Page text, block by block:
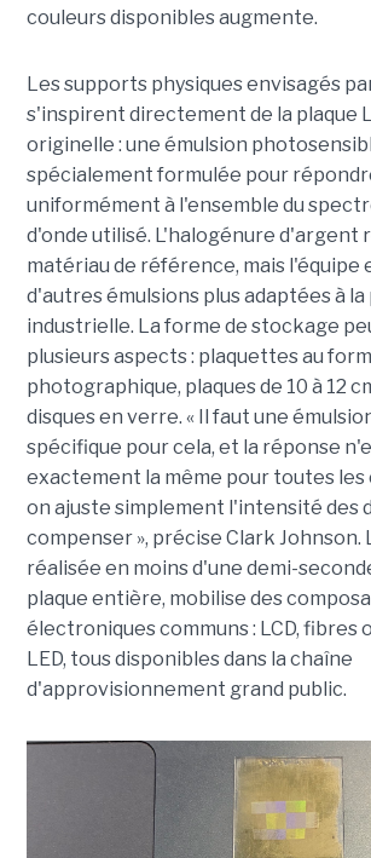
couleurs disponibles augmente.
Les supports physiques envisagés
s'inspirent directement de la plaque
originelle : une émulsion
spécialement formulée pour
uniformément à l'ensemble du
d'onde utilisé. L'halogénure d'argent
matériau de référence, mais l'équipe
d'autres émulsions plus adaptées à
industrielle. La forme de stockage
plusieurs aspects : plaquettes au
photographique, plaques de 10 à 12
disques en verre. « Il faut une
spécifique pour cela, et la réponse
exactement la même pour toutes les
on ajuste simplement l'intensité des
compenser », précise Clark Johnson.
réalisée en moins d'une demi-
plaque entière, mobilise des
électroniques communs : LCD, fibres
LED, tous disponibles dans la chaîne
d'approvisionnement grand public.